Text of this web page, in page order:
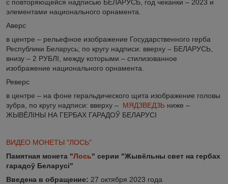
с повторяющейся надписью БЕЛАРУСЬ, год чеканки ‒ 2023 и
элементами национального орнамента.
Аверс
в центре – рельефное изображение Государственного герба
Республики Беларусь; по кругу надписи: вверху – БЕЛАРУСЬ,
внизу – 2 РУБЛI, между которыми – стилизованное
изображение национального орнамента.
Реверс
в центре – на фоне геральдического щита изображение головы
зубра, по кругу надписи: вверху – МЯДЗВЕДЗЬ ниже ‒
ЖЫВЁЛІНЫ НА ГЕРБАХ ГАРАДОЎ БЕЛАРУСІ
ВИДЕО МОНЕТЫ "ЛОСЬ"
Памятная монета "Лось" серии "Жывёльны свет на гербах
гарадоў Беларусі"
Введена в обращение: 27 октября 2023 года